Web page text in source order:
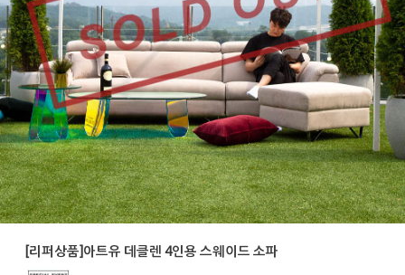
[리퍼상품]아트유 데클렌 4인용 스웨이드 소파